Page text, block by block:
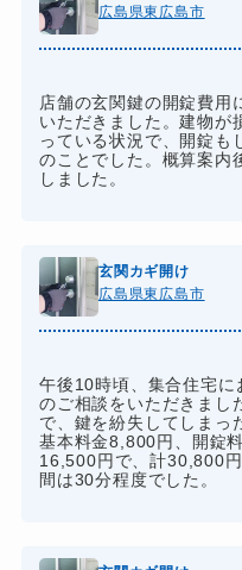
広島県東広島市
店舗の玄関鍵の開錠費用
いただきました。建物が
っている状況で、開錠も
のことでした。概算案内
しました。
玄関カギ開け
広島県東広島市
午後10時頃、集合住宅に
のご相談をいただきまし
で、鍵を紛失してしまっ
基本料金8,800円、開錠
16,500円で、計30,800
間は30分程度でした。